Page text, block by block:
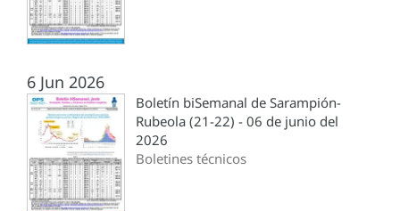
6 Jun 2026
Boletín biSemanal de Sarampión-
Rubeola (21-22) - 06 de junio del
2026
Boletines técnicos